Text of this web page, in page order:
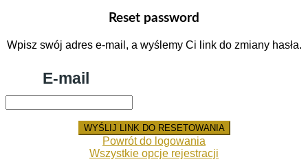
Reset password
Wpisz swój adres e-mail, a wyślemy Ci link do zmiany hasła.
E-mail
WYŚLIJ LINK DO RESETOWANIA
Powrót do logowania
Wszystkie opcje rejestracji